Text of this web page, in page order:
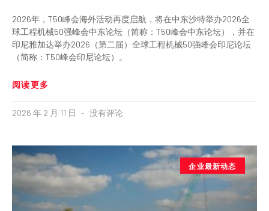
2026年，T50峰会海外活动再度启航，将在中东沙特举办2026全
球工程机械50强峰会中东论坛（简称：T50峰会中东论坛），并在
印尼雅加达举办2026（第二届）全球工程机械50强峰会印尼论坛
（简称：T50峰会印尼论坛）。
阅读更多
2026 年 2 月 11 日 没有评论
企业最新动态